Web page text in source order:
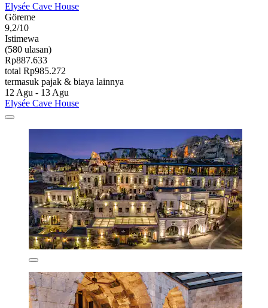
Elysée Cave House
Göreme
9,2/10
Istimewa
(580 ulasan)
Rp887.633
total Rp985.272
termasuk pajak & biaya lainnya
12 Agu - 13 Agu
Elysée Cave House